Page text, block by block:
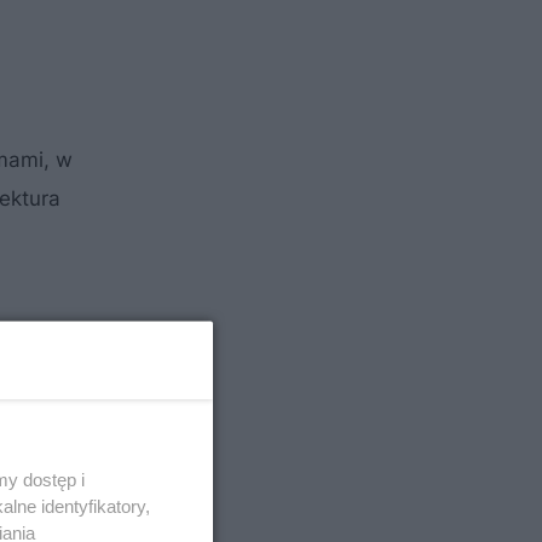
w
dostęp i
identyfikatory,